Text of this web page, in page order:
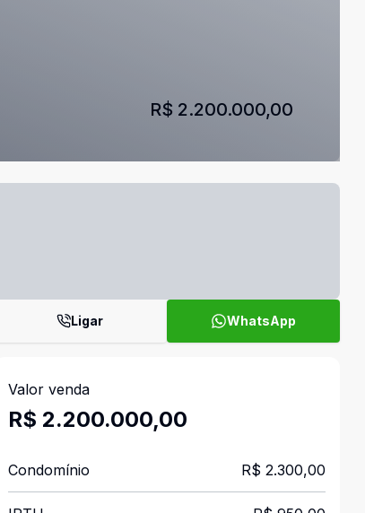
R$ 2.200.000,00
Ligar WhatsApp
Valor venda
R$ 2.200.000,00
Condomínio R$ 2.300,00